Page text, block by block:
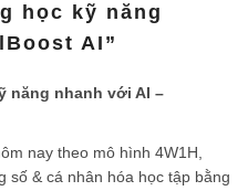
học kỹ năng
AI”
năng nhanh với AI –
nay theo mô hình 4W1H,
số & cá nhân hóa học tập bằng